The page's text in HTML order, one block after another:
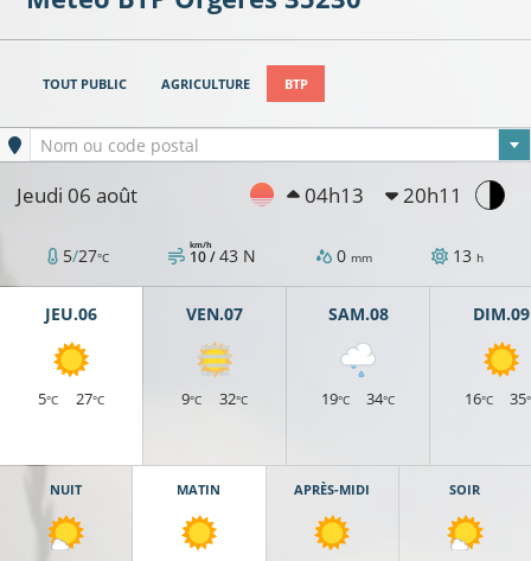
TOUT PUBLIC AGRICULTURE BTP
Ville sélectionnée
Nom ou code postal
Jeudi 06 août 04h13 20h11
5/27°C 10 /
km/h 43 N 0 mm 13 h
JEU.06
5°C 27°C
VEN.07
9°C 32°C
SAM.08
19°C 34°C
DIM.09
16°C 35
NUIT MATIN APRÈS-MIDI SOIR